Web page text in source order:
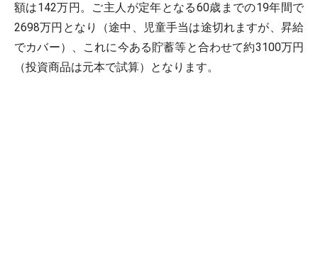
額は142万円。ご主人が定年となる60歳までの19年間で
2698万円となり（途中、児童手当は途切れますが、昇給
でカバー）、これに今ある貯蓄等と合わせて約3100万円
（投資商品は元本で試算）となります。